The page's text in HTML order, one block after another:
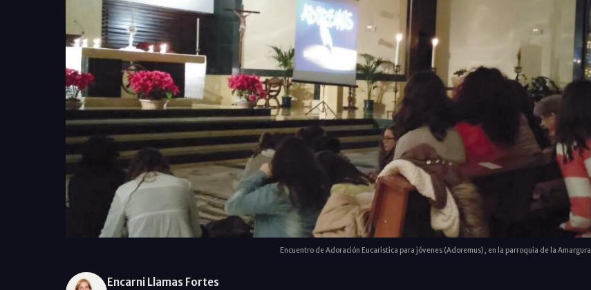
Encuentro de Adoración Eucarística para jóvenes (Adoremus), en la parroquia de la Amargura
Encarni Llamas Fortes